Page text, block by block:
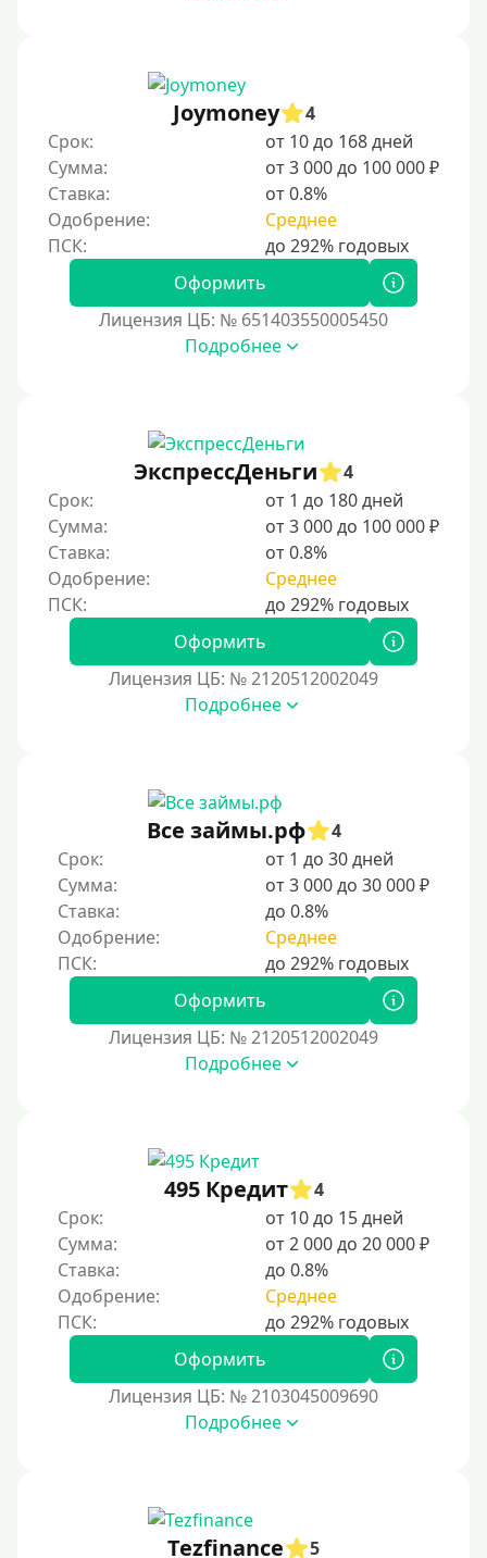
Joymoney
4
Срок:
от 10 до 168 дней
Сумма:
от 3 000 до 100 000 ₽
Ставка:
от 0.8%
Одобрение:
Среднее
Оформить
Лицензия ЦБ: № 651403550005450
Подробнее
ЭкспрессДеньги
4
Срок:
от 1 до 180 дней
Сумма:
от 3 000 до 100 000 ₽
Ставка:
от 0.8%
Одобрение:
Среднее
Оформить
Лицензия ЦБ: № 2120512002049
Подробнее
Все займы.рф
4
Срок:
от 1 до 30 дней
Сумма:
от 3 000 до 30 000 ₽
Ставка:
до 0.8%
Одобрение:
Среднее
Оформить
Лицензия ЦБ: № 2120512002049
Подробнее
495 Кредит
4
Срок:
от 10 до 15 дней
Сумма:
от 2 000 до 20 000 ₽
Ставка:
до 0.8%
Одобрение:
Среднее
Оформить
Лицензия ЦБ: № 2103045009690
Подробнее
Tezfinance 5